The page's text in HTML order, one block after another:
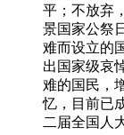
平；不放弃
景国家公祭
难而设立的
出国家级哀
难的国民，
忆，目前已
二届全国人